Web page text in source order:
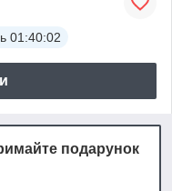
01:40:01
подарунок